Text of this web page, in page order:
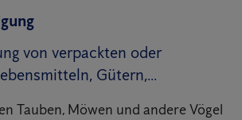
von verpackten oder
Gütern,...
Tauben, Möwen und andere Vögel